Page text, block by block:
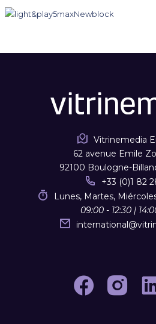
Vitrinemedia
62 avenue Emile
92100 Boulogne-
+33 (0)1 82
Lunes, Martes,
09:00 - 12:30 |
international@